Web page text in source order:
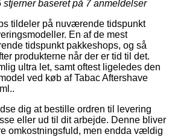
stjerner baseret på 7anmeldelser
tildeler på nuværende tidspunkt
En af de mest
tidspunkt pakkeshops, og så
produkterne når der er tid til det.
ultra let, samt oftest ligeledes den
ved køb af Tabac Aftershave
dig at bestille ordren til levering
eller ud til dit arbejde. Denne bliver
omkostningsfuld, men endda vældig